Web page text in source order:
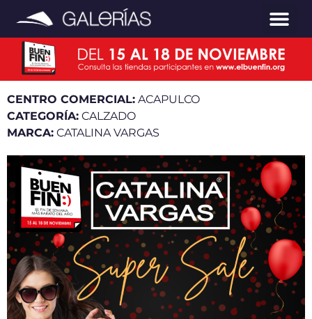
CENTRO COMERCIAL: ACAPULCO
CATEGORÍA: CALZADO
MARCA: CATALINA VARGAS